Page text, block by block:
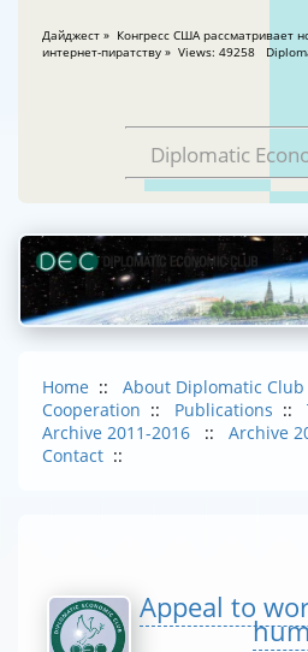
Дайджест » Конгресс США рассматривает
интернет-пиратству
Diplomatic
Home :: About Diplomatic Club
Cooperation :: Publications ::
Archive 2011-2016
:: Archive
Contact ::
Appeal to